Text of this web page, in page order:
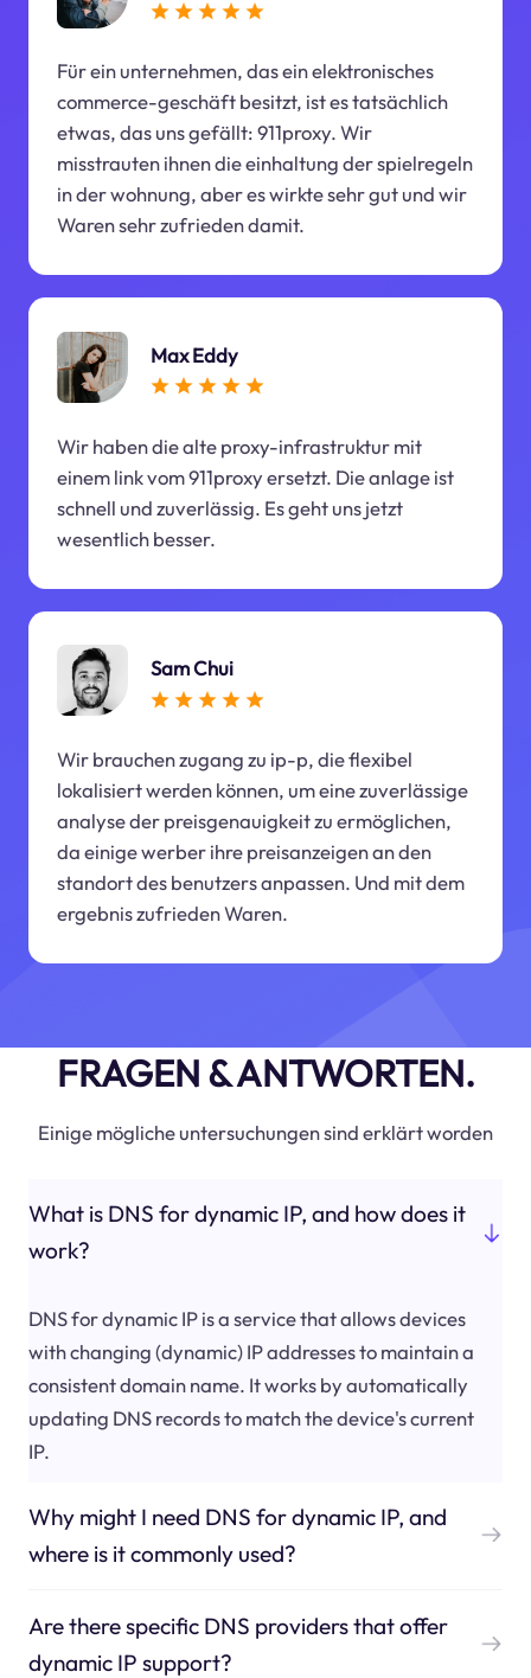
Für ein unternehmen, das ein elektronisches
commerce-geschäft besitzt, ist es tatsächlich
etwas, das uns gefällt: 911proxy. Wir
misstrauten ihnen die einhaltung der spielregeln
in der wohnung, aber es wirkte sehr gut und wir
Waren sehr zufrieden damit.
Max Eddy
Wir haben die alte proxy-infrastruktur mit
einem link vom 911proxy ersetzt. Die anlage ist
schnell und zuverlässig. Es geht uns jetzt
wesentlich besser.
Sam Chui
Wir brauchen zugang zu ip-p, die flexibel
lokalisiert werden können, um eine zuverlässige
analyse der preisgenauigkeit zu ermöglichen,
da einige werber ihre preisanzeigen an den
standort des benutzers anpassen. Und mit dem
ergebnis zufrieden Waren.
FRAGEN & ANTWORTEN.
Einige mögliche untersuchungen sind erklärt worden
What is DNS for dynamic IP, and how does it
work?
DNS for dynamic IP is a service that allows devices
with changing (dynamic) IP addresses to maintain a
consistent domain name. It works by automatically
updating DNS records to match the device's current
IP.
Why might I need DNS for dynamic IP, and
where is it commonly used?
Are there specific DNS providers that offer
dynamic IP support?